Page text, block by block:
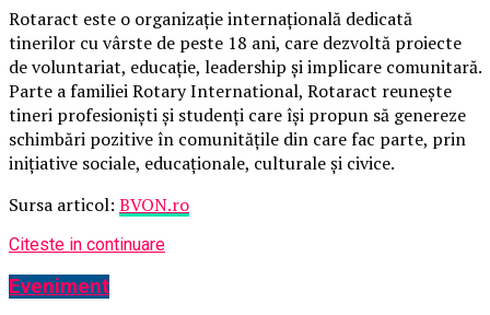
Rotaract este o organizație internațională dedicată
tinerilor cu vârste de peste 18 ani, care dezvoltă proiecte
de voluntariat, educație, leadership și implicare comunitară.
Parte a familiei Rotary International, Rotaract reunește
tineri profesioniști și studenți care își propun să genereze
schimbări pozitive în comunitățile din care fac parte, prin
inițiative sociale, educaționale, culturale și civice.
Sursa articol: BVON.ro
Citeste in continuare
Eveniment